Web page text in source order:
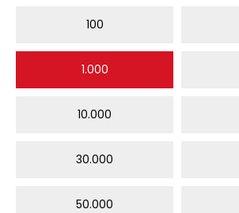
100
1.000
10.000
30.000
50.000